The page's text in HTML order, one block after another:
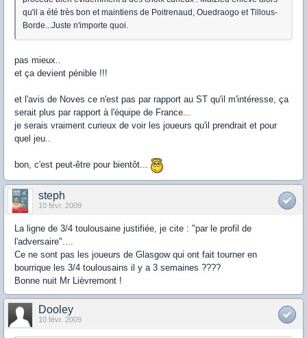
qu'il a été très bon et maintiens de Poitrenaud, Ouedraogo et Tillous-
Borde...Juste n'importe quoi.
pas mieux..
et ça devient pénible !!!
et l'avis de Noves ce n'est pas par rapport au ST qu'il m'intéresse, ça
serait plus par rapport à l'équipe de France...
je serais vraiment curieux de voir les joueurs qu'il prendrait et pour
quel jeu..
bon, c'est peut-être pour bientôt...
steph
10 févr. 2009
La ligne de 3/4 toulousaine justifiée, je cite : "par le profil de
l'adversaire"....
Ce ne sont pas les joueurs de Glasgow qui ont fait tourner en
bourrique les 3/4 toulousains il y a 3 semaines ????
Bonne nuit Mr Lièvremont !
Dooley
10 févr. 2009